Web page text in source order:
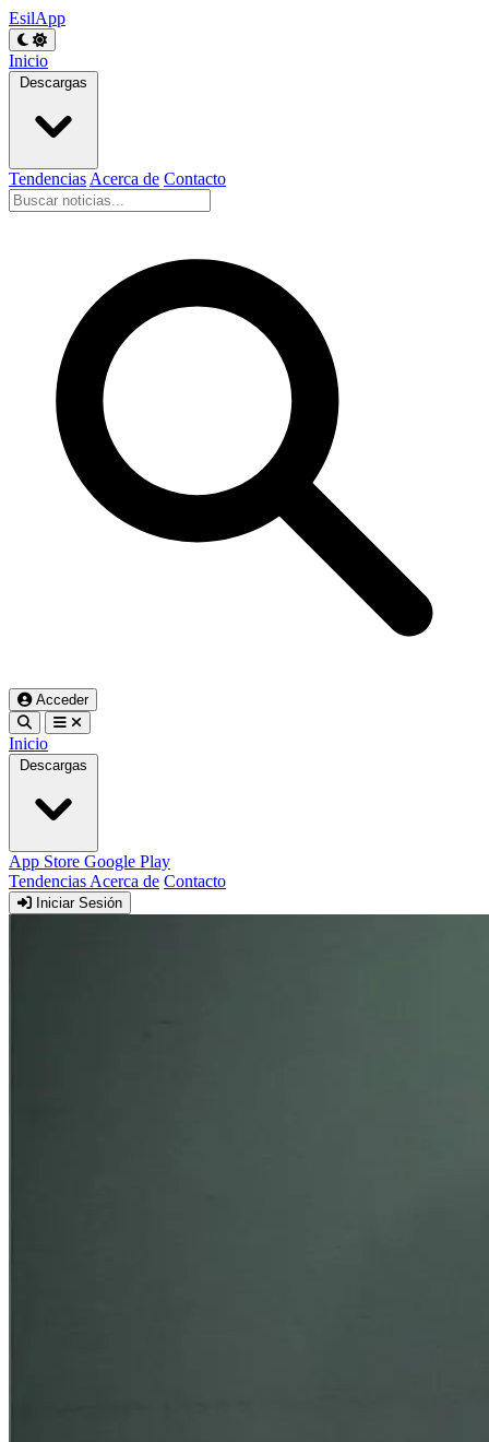
EsilApp
Inicio
Descargas
Tendencias Acerca de Contacto
Acceder
Inicio
Descargas
App Store Google Play
Tendencias Acerca de Contacto
Iniciar Sesión